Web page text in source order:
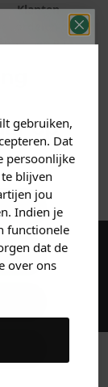
gebruiken,
Dat
persoonlijke
blijven
jou
Indien je
functionele
dat de
over ons
Klanten
beoordelen ons
met een 9,6!
5%
op